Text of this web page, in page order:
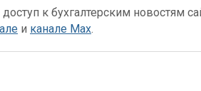
к бухгалтерским новостям
и канале Max.